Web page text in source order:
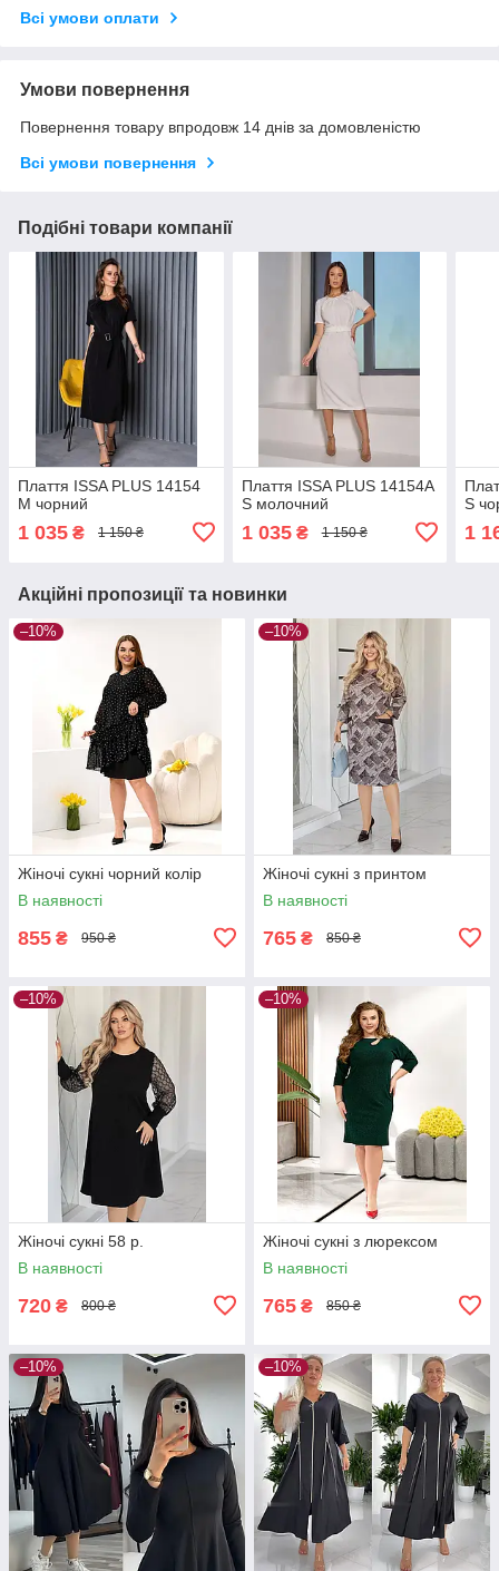
Всі умови оплати
Умови повернення
Повернення товару впродовж 14 днів за домовленістю
Всі умови повернення
Подібні товари компанії
Плаття ISSA PLUS 14154
M чорний
1 035 ₴ 1 150 ₴
Плаття ISSA PLUS 14154A
S молочний
1 035₴ 1 150 ₴
S
1
Акційні пропозиції та новинки
–10%
Жіночі сукні чорний колір
В наявності
855 ₴ 950 ₴
–10%
Жіночі сукні з принтом
В наявності
765 ₴ 850 ₴
–10%
Жіночі сукні 58 р.
В наявності
720 ₴ 800 ₴
–10%
Жіночі сукні з люрексом
В наявності
765 ₴ 850 ₴
–10% –10%